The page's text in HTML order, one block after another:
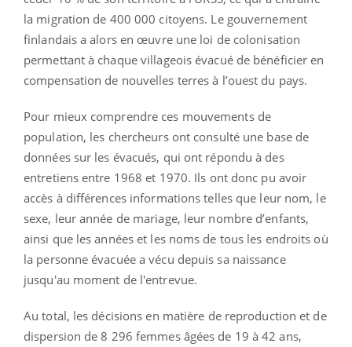
la migration de 400 000 citoyens. Le gouvernement
finlandais a alors en œuvre une loi de colonisation
permettant à chaque villageois évacué de bénéficier en
compensation de nouvelles terres à l’ouest du pays.
Pour mieux comprendre ces mouvements de
population, les chercheurs ont consulté une base de
données sur les évacués, qui ont répondu à des
entretiens entre 1968 et 1970. Ils ont donc pu avoir
accès à différences informations telles que leur nom, le
sexe, leur année de mariage, leur nombre d’enfants,
ainsi que les années et les noms de tous les endroits où
la personne évacuée a vécu depuis sa naissance
jusqu'au moment de l'entrevue.
Au total, les décisions en matière de reproduction et de
dispersion de 8 296 femmes âgées de 19 à 42 ans,